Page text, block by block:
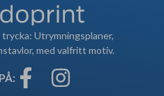
Utrymningsplaner,
med valfritt motiv.